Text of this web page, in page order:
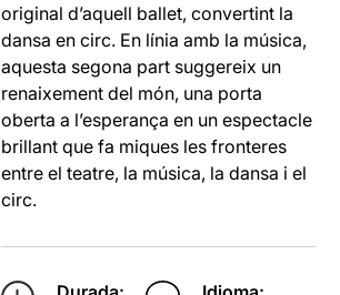
original d’aquell ballet, convertint la
dansa en circ. En línia amb la música,
aquesta segona part suggereix un
renaixement del món, una porta
oberta a l’esperança en un espectacle
brillant que fa miques les fronteres
entre el teatre, la música, la dansa i el
circ.